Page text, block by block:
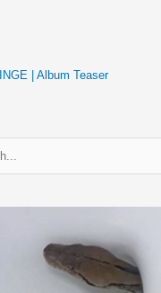
| Album Teaser